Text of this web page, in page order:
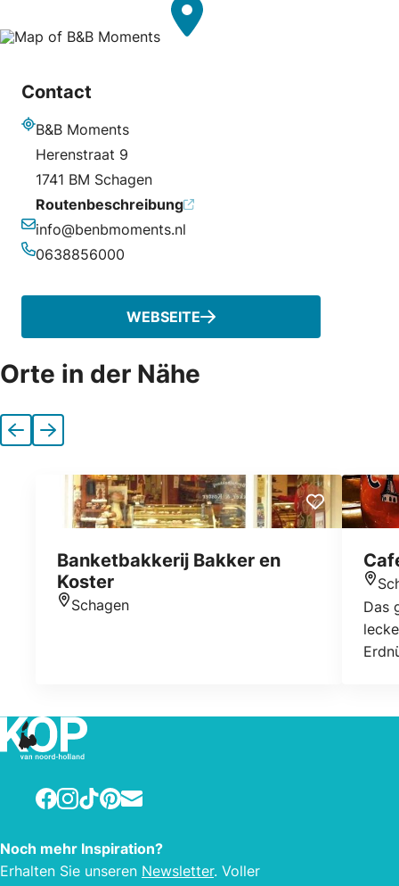
Contact
B&B Moments
Herenstraat 9
1741 BM Schagen
Routenbeschreibung
E-Mail-Adresse
info@benbmoments.nl
0638856000
WEBSEITE
Orte in der Nähe
VorherigeNächste
Banketbakkerij Bakker en
Koster
Standort
Schagen
Das
Facebook
Instagram
TikTokPinterest
E-mail
Noch mehr Inspiration?
Erhalten Sie unseren Newsletter. Voller